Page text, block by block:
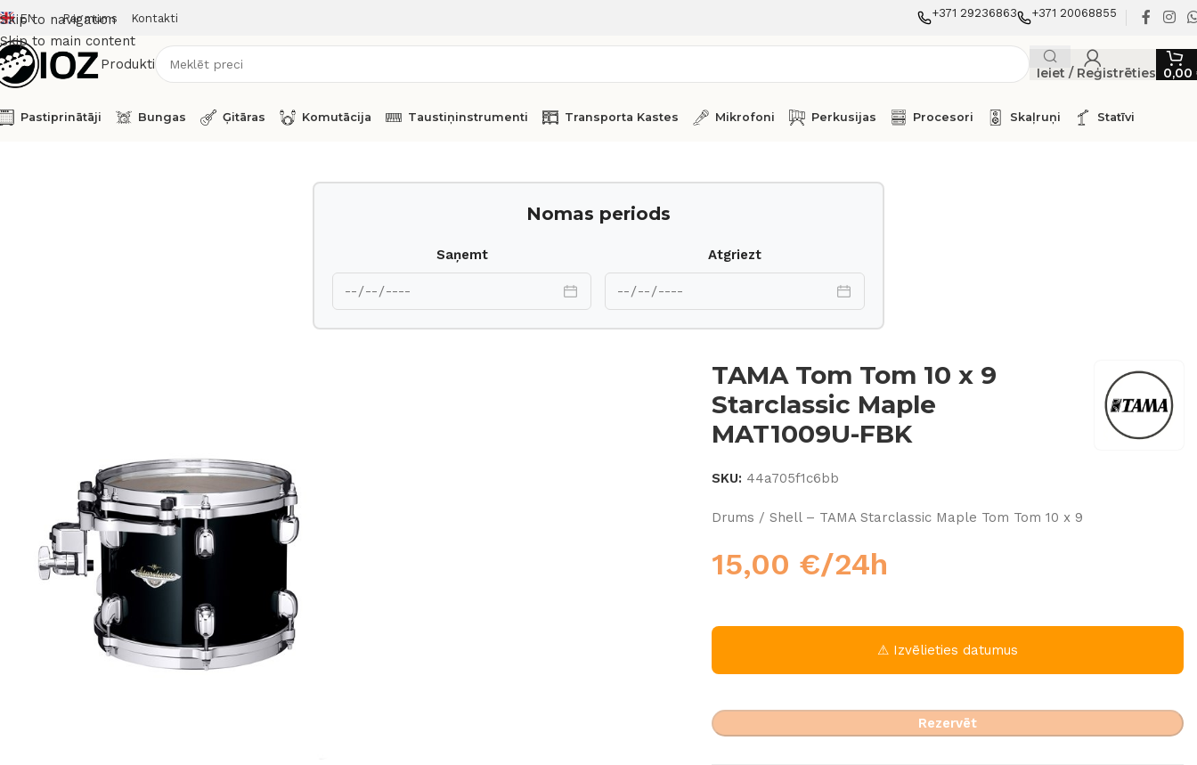
Skip to navigation
Skip to main content
EN Par mums Kontakti +371 29236863 +371 20068855
Produkti
Ieiet / Reģistrēties 0,00
Pastiprinātāji Bungas Ģitāras Komutācija Taustiņinstrumenti Transporta Kastes Mikrofoni Perkusijas Procesori Skaļruņi Statīvi
Nomas periods
Saņemt Atgriezt
TAMA Tom Tom 10 x 9
Starclassic Maple
MAT1009U-FBK
SKU: 44a705f1c6bb
Drums / Shell – TAMA Starclassic Maple Tom Tom 10 x 9
15,00 €/24h
⚠ Izvēlieties datumus
Rezervēt